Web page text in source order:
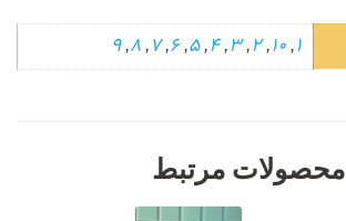
1
,
10
,
2
,
3
,
4
,
5
,
6
,
7
,
8
,
9
محصولات مرتبط